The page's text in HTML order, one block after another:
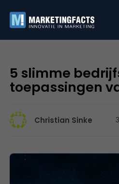
5 slimme
toepassingen
Christian Sinke